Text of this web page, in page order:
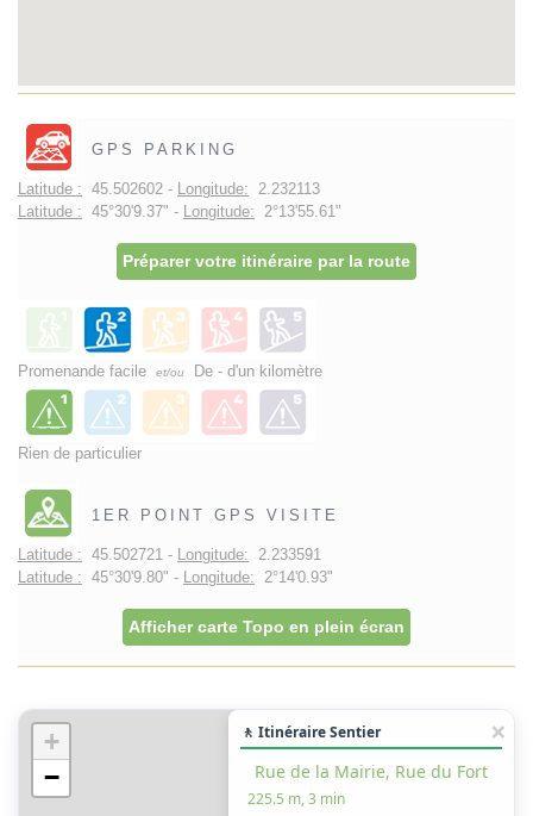
GPS PARKING
Latitude : 45.502602 - Longitude: 2.232113
Latitude : 45°30'9.37" - Longitude: 2°13'55.61"
Préparer votre itinéraire par la route
Promenande facile et/ou De - d'un kilomètre
Rien de particulier
1ER POINT GPS VISITE
Latitude : 45.502721 - Longitude: 2.233591
Latitude : 45°30'9.80" - Longitude: 2°14'0.93"
Afficher carte Topo en plein écran
+
−
🚶 Itinéraire Sentier
Rue de la Mairie, Rue du Fort
225.5 m, 3 min